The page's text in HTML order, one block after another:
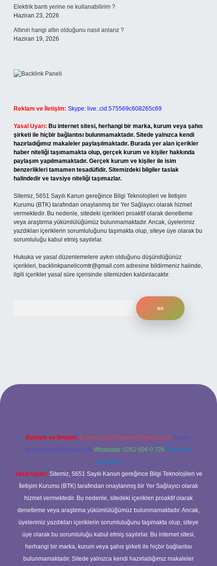
Elektrik bantı yerine ne kullanabilirim ?
Haziran 23, 2026
Altının hangi altın olduğunu nasıl anlarız ?
Haziran 19, 2026
Reklam ve İletişim: Skype: live:.cid.575569c608265c69
Yasal Uyarı: Bu internet sitesi, herhangi bir marka, kurum veya şahıs
şirketi ile hiçbir bağlantısı bulunmamaktadır. Sitede yalnızca kendi
hazırladığımız makaleler paylaşılmaktadır. Burada yer alan içerikler
haber niteliği taşımamakta olup, gerçek kurum ve kişiler hakkında
paylaşım yapılmamaktadır. Gerçek kurum ve kişiler ile isim
benzerlikleri tamamen tesadüfidir. Sitemizdeki bilgiler taslak
halindedir ve tavsiye niteliği taşımazlar.
Sitemiz, 5651 Sayılı Kanun gereğince Bilgi Teknolojileri ve İletişim
Kurumu (BTK) tarafından onaylanmış bir Yer Sağlayıcı olarak hizmet
vermektedir. Bu nedenle, sitedeki içerikleri proaktif olarak denetleme
veya araştırma yükümlülüğümüz bulunmamaktadır. Ancak, üyelerimiz
yazdıkları içeriklerin sorumluluğunu taşımakta olup, siteye üye olarak bu
sorumluluğu kabul etmiş sayılırlar.
Hukuka ve yasal düzenlemelere aykırı olduğunu düşündüğünüz
içerikleri, backlinkpanelicomtr@gmail.com adresine bildirmeniz halinde,
ilgili içerikler yasal süre içerisinde sitemizden kaldırılacaktır.
bahis sitesi
Reklam ve İletişim: E-mail: backlinkpaneli@gmail.com Teams:
forumhizmeti@gmail.com Whatsapp: 0262 606 0 726 Telegram:
@karabul
Yasal Uyarı: Sitemiz, 5651 Sayılı Kanun gereğince Bilgi Teknolojileri ve
İletişim Kurumu (BTK) tarafından onaylanmış bir Yer Sağlayıcı olarak
hizmet vermektedir. Bu nedenle, sitedeki içerikleri proaktif olarak
denetleme veya araştırma yükümlülüğümüz bulunmamaktadır. Ancak,
üyelerimiz yazdıkları içeriklerin sorumluluğunu taşımakta olup, siteye
üye olarak bu sorumluluğu kabul etmiş sayılırlar. Bu internet sitesi,
herhangi bir marka, kurum veya şahıs şirketi ile hiçbir bağlantısı
bulunmamaktadır. Sitede yalnızca kendi hazırladığımız makaleler